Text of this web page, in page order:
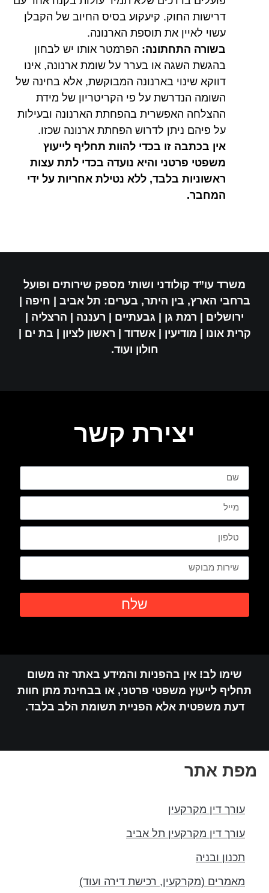
דרישות החוק. קיעקוע בסיס החיוב של הקבלן
עשוי לאיין את תוספת הארנונה.
בשורה התחתונה: הפרמטר אותו יש לבחון
בהגשת השגה או בערר על שומת ארנונה, אינו
דווקא שינוי בארנונה המבוקשת, אלא בחינה של
השומה הנדרשת על פי הקריטריון של מידת
ההצלחה האפשרית בהפחתת הארנונה ובעילות
על פיהם ניתן לדרוש הפחתת ארנונה שכזו.
אין בכתבה זו בכדי להוות תחליף לייעוץ
משפטי פרטני והיא נועדה בכדי לתת עצות
ראשוניות בלבד, ללא נטילת אחריות על ידי
המחבר.
משרד עו”ד קולודני ושות’ מספק שירותים ופועל
ברחבי הארץ, בין היתר, בערים: תל אביב | חיפה |
ירושלים | רמת גן | גבעתיים | רעננה | הרצליה |
קרית אונו | מודיעין | אשדוד | ראשון לציון | בת ים |
חולון ועוד.
יצירת קשר
שלח
שימו לב! אין בהפניות והמידע באתר זה משום
תחליף לייעוץ משפטי פרטני, או בבחינת מתן חוות
דעת משפטית אלא הפניית תשומת הלב בלבד.
מפת אתר
עורך דין מקרקעין
עורך דין מקרקעין תל אביב
תכנון ובניה
מאמרים (מקרקעין, רכישת דירה ועוד)